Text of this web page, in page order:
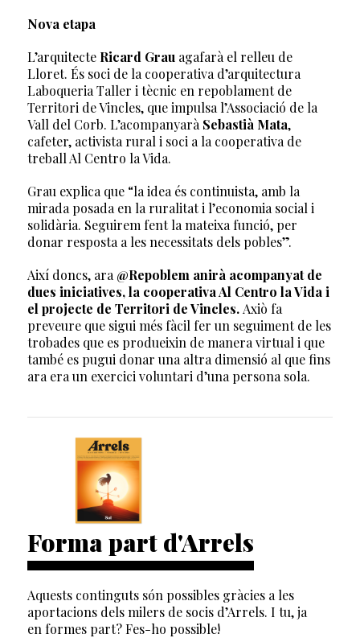
Nova etapa
L’arquitecteRicard Grau agafarà el relleu de
Lloret. És soci de la cooperativa d’arquitectura
Laboqueria Taller i tècnic en repoblament de
Territori de Vincles, que impulsa l’Associació de la
Vall del Corb. L’acompanyarà Sebastià Mata,
cafeter, activista rural i soci a la cooperativa de
treball Al Centro la Vida.
Grau explica que “la idea és continuista, amb la
mirada posada en la ruralitat i l’economia social i
solidària. Seguirem fent la mateixa funció, per
donar resposta a les necessitats dels pobles”.
Així doncs, ara @Repoblem anirà acompanyat de
dues iniciatives, la cooperativa Al Centro la Vida i
el projecte de Territori de Vincles. Axiò fa
preveure que sigui més fàcil fer un seguiment de les
trobades que es produeixin de manera virtual i que
també es pugui donar una altra dimensió al que fins
ara era un exercici voluntari d’una persona sola.
Forma part d'Arrels
Aquests continguts són possibles gràcies a les
aportacions dels milers de socis d’Arrels. I tu, ja
en formes part? Fes-ho possible!